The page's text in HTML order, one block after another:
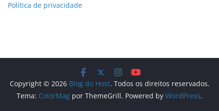
Política de privacidade
Copyright © 2026 Blog do Host. Todos os direitos reservados.
Tema: ColorMag por ThemeGrill. Powered by WordPress.